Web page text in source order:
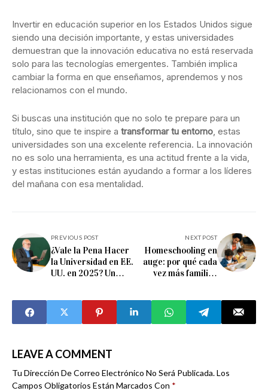
Invertir en educación superior en los Estados Unidos sigue
siendo una decisión importante, y estas universidades
demuestran que la innovación educativa no está reservada
solo para las tecnologías emergentes. También implica
cambiar la forma en que enseñamos, aprendemos y nos
relacionamos con el mundo.
Si buscas una institución que no solo te prepare para un
título, sino que te inspire a transformar tu entorno, estas
universidades son una excelente referencia. La innovación
no es solo una herramienta, es una actitud frente a la vida,
y estas instituciones están ayudando a formar a los líderes
del mañana con esa mentalidad.
PREVIOUS POST
¿Vale la Pena Hacer
la Universidad en EE.
UU. en 2025? Un
NEXT POST
Homeschooling en
auge: por qué cada
vez más familias
casa
LEAVE A COMMENT
Tu Dirección De Correo Electrónico No Será Publicada.Los
Campos Obligatorios Están Marcados Con *